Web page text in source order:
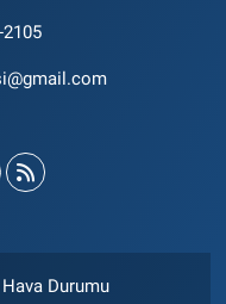
Hava Durumu